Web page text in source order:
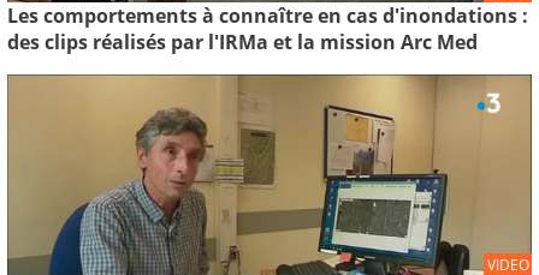
Les comportements à connaître en cas d'inondations :
des clips réalisés par l'IRMa et la mission Arc Med
VIDEO